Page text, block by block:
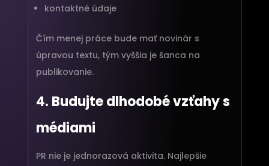
kontaktné údaje
Čím menej práce bude mať novinár s
úpravou textu, tým vyššia je šanca na
publikovanie.
4. Budujte dlhodobé vzťahy s
médiami
PR nie je jednorazová aktivita. Najlepšie